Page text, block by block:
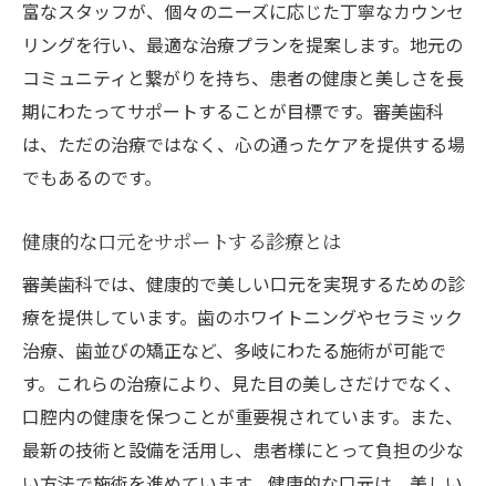
富なスタッフが、個々のニーズに応じた丁寧なカウンセ
リングを行い、最適な治療プランを提案します。地元の
コミュニティと繋がりを持ち、患者の健康と美しさを長
期にわたってサポートすることが目標です。審美歯科
は、ただの治療ではなく、心の通ったケアを提供する場
でもあるのです。
健康的な口元をサポートする診療とは
審美歯科では、健康的で美しい口元を実現するための診
療を提供しています。歯のホワイトニングやセラミック
治療、歯並びの矯正など、多岐にわたる施術が可能で
す。これらの治療により、見た目の美しさだけでなく、
口腔内の健康を保つことが重要視されています。また、
最新の技術と設備を活用し、患者様にとって負担の少な